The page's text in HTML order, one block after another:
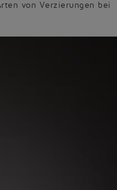
von Verzierungen bei